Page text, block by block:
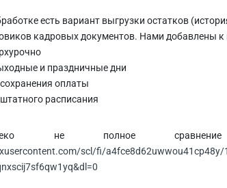
есть вариант выгрузки остатков
кадровых документов. Нами добавлены
и праздничные дни
оплаты
расписания
не полное
scl/fi/a4fce8d62uwwou41cp48y/